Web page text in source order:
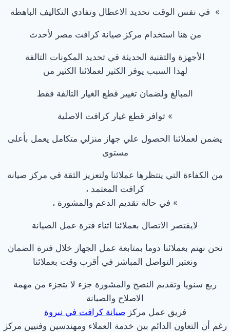
» في نفس الوقت تحديد الاعطال وتفادي التكاليف الباهظة
من هنا استخدام مركز صيانة كرافت مصر لأحدث
الأجهزة والتقنية الحديثة في تحديد المكونات التالفة
لهذا السبب يوفر الكثير لعملائنا الكثير من
المبالغ ولضمان تغيير قطع الغيار التالفة فقط
» توافر قطع غيار كرافت الاصلية
يضمن لعملائنا الحصول علي جهاز منزلي متكامل يعمل بأعلى
مستوى
من الكفاءة التي ينتظرها عملائنا ولتعزيز الثقة في مركز صيانة
كرافت المعتمد ،
» في حالة تقديم الدعم والمشورة ،
لايقتصر الاتصال بعملائنا اثناء فترة عمل الصيانة
نحن نهتم بعملائنا دوما بمتابعة عمل الجهاز خلال فترة الضمان
ونعتبر التواصل المباشر في أقرب وقت بعملائنا
ربع سنويا وتقديم النصح والمشورة جزء لا يتجزء من مهمة
الاصلاح والصيانة
فريق عمل مركزصيانة كرافت في نبروة
رغم أن التعاون الدائم بين خدمة العملاء ومهندسين وفنيين مركز